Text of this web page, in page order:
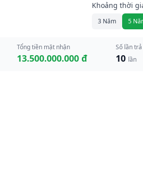
Khoảng thời
3 Năm 5
Tổng tiền mặt nhận
13.500.000.000 đ
Số lần
10 lần